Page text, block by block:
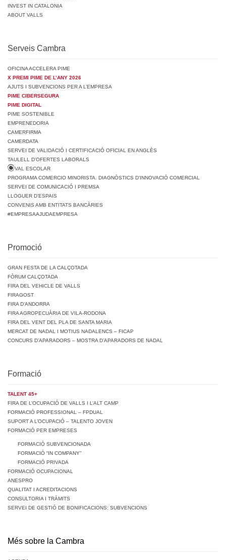
INVEST IN CATALONIA
ABOUT VALLS
Serveis Cambra
OFICINA ACCELERA PIME
X PREMI PIME DE L’ANY 2026
AJUTS I SUBVENCIONS PER A L’EMPRESA
PIME CIBERSEGURA
PIME DIGITAL
PIME SOSTENIBLE
EMPRENEDORIA
CAMERFIRMA
CAMERDATA
SERVEI DE VALIDACIÓ I CERTIFICACIÓ OFICIAL EN ANGLÈS
TAULELL D’OFERTES LABORALS
VAL ESCOLAR
PROGRAMA COMERCIO MINORISTA. DIAGNÒSTICS D’INNOVACIÓ COMERCIAL
SERVEI DE COMUNICACIÓ I PREMSA
LLOGUER D’ESPAIS
CONVENIS AMB ENTITATS BANCÀRIES
#EMPRESAAJUDAEMPRESA
Promoció
GRAN FESTA DE LA CALÇOTADA
FÒRUM CALÇOTADA
FIRA DEL VEHICLE DE VALLS
FIRAGOST
FIRA D’ANDORRA
FIRA AGROPECUÀRIA DE VILA-RODONA
FIRA DEL VENT DEL PLA DE SANTA MARIA
MERCAT DE NADAL I MOTIUS NADALENCS – FICAP
CONCURS D’APARADORS – MOSTRA D’APARADORS DE NADAL
Formació
TALENT 45+
FIRA DE L’OCUPACIÓ DE VALLS I L’ALT CAMP
FORMACIÓ PROFESSIONAL – FPDUAL
SUPORT A L’OCUPACIÓ – TALENTO JOVEN
FORMACIÓ PER EMPRESES
FORMACIÓ SUBVENCIONADA
FORMACIÓ “IN COMPANY”
FORMACIÓ PRIVADA
FORMACIÓ OCUPACIONAL
ANESPRO
QUALITAT I ACREDITACIONS
CONSULTORIA I TRÀMITS
SERVEI DE GESTIÓ DE BONIFICACIONS: SUBVENCIONS
Més sobre la Cambra